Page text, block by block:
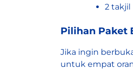
2 takjil
Pilihan Paket
Jika ingin
untuk empat